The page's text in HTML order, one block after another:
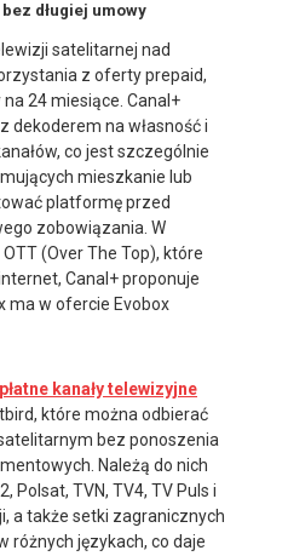
długiej umowy
satelitarnej nad
z oferty prepaid,
24 miesiące. Canal+
dekoderem na własność i
co jest szczególnie
mieszkanie lub
platformę przed
zobowiązania. W
(Over The Top), które
Canal+ proponuje
ma w ofercie Evobox
kanały telewizyjne
które można odbierać
bez ponoszenia
Należą do nich
Polsat, TVN, TV4, TV Puls i
a także setki zagranicznych
różnych językach, co daje